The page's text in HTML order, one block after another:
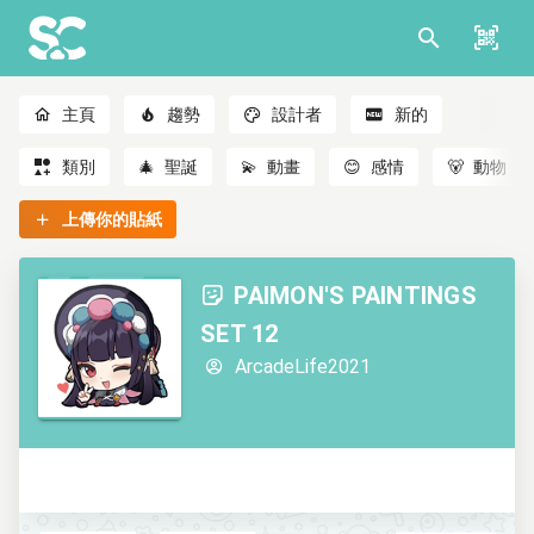
主頁 趨勢 設計者 新的
類別 🎄 聖誕 💫 動畫 😊 感情 🐻 動物
上傳你的貼紙
PAIMON'S PAINTINGS
SET 12
ArcadeLife2021